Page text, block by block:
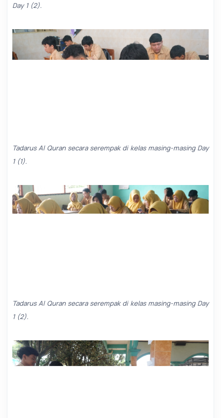
Day 1 (2).
Tadarus Al Quran secara serempak di kelas masing-masing Day
1 (1).
Tadarus Al Quran secara serempak di kelas masing-masing Day
1 (2).